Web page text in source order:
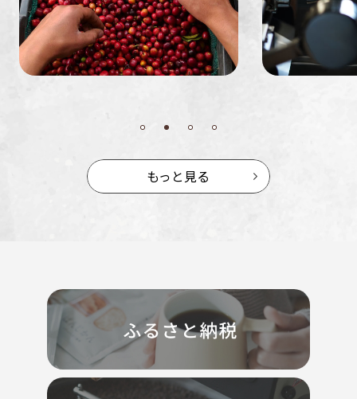
もっと見る